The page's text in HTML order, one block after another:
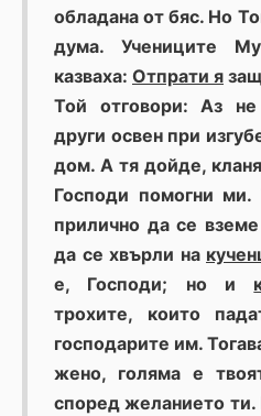
обладана от бяс. Но
дума. Учениците
казваха: Отпрати я
Той отговори: Аз
други освен при
дом. А тя дойде,
Господи помогни
прилично да се
да се хвърли на
е, Господи; но и
трохите, които
господарите им.
жено, голяма е
според желанието